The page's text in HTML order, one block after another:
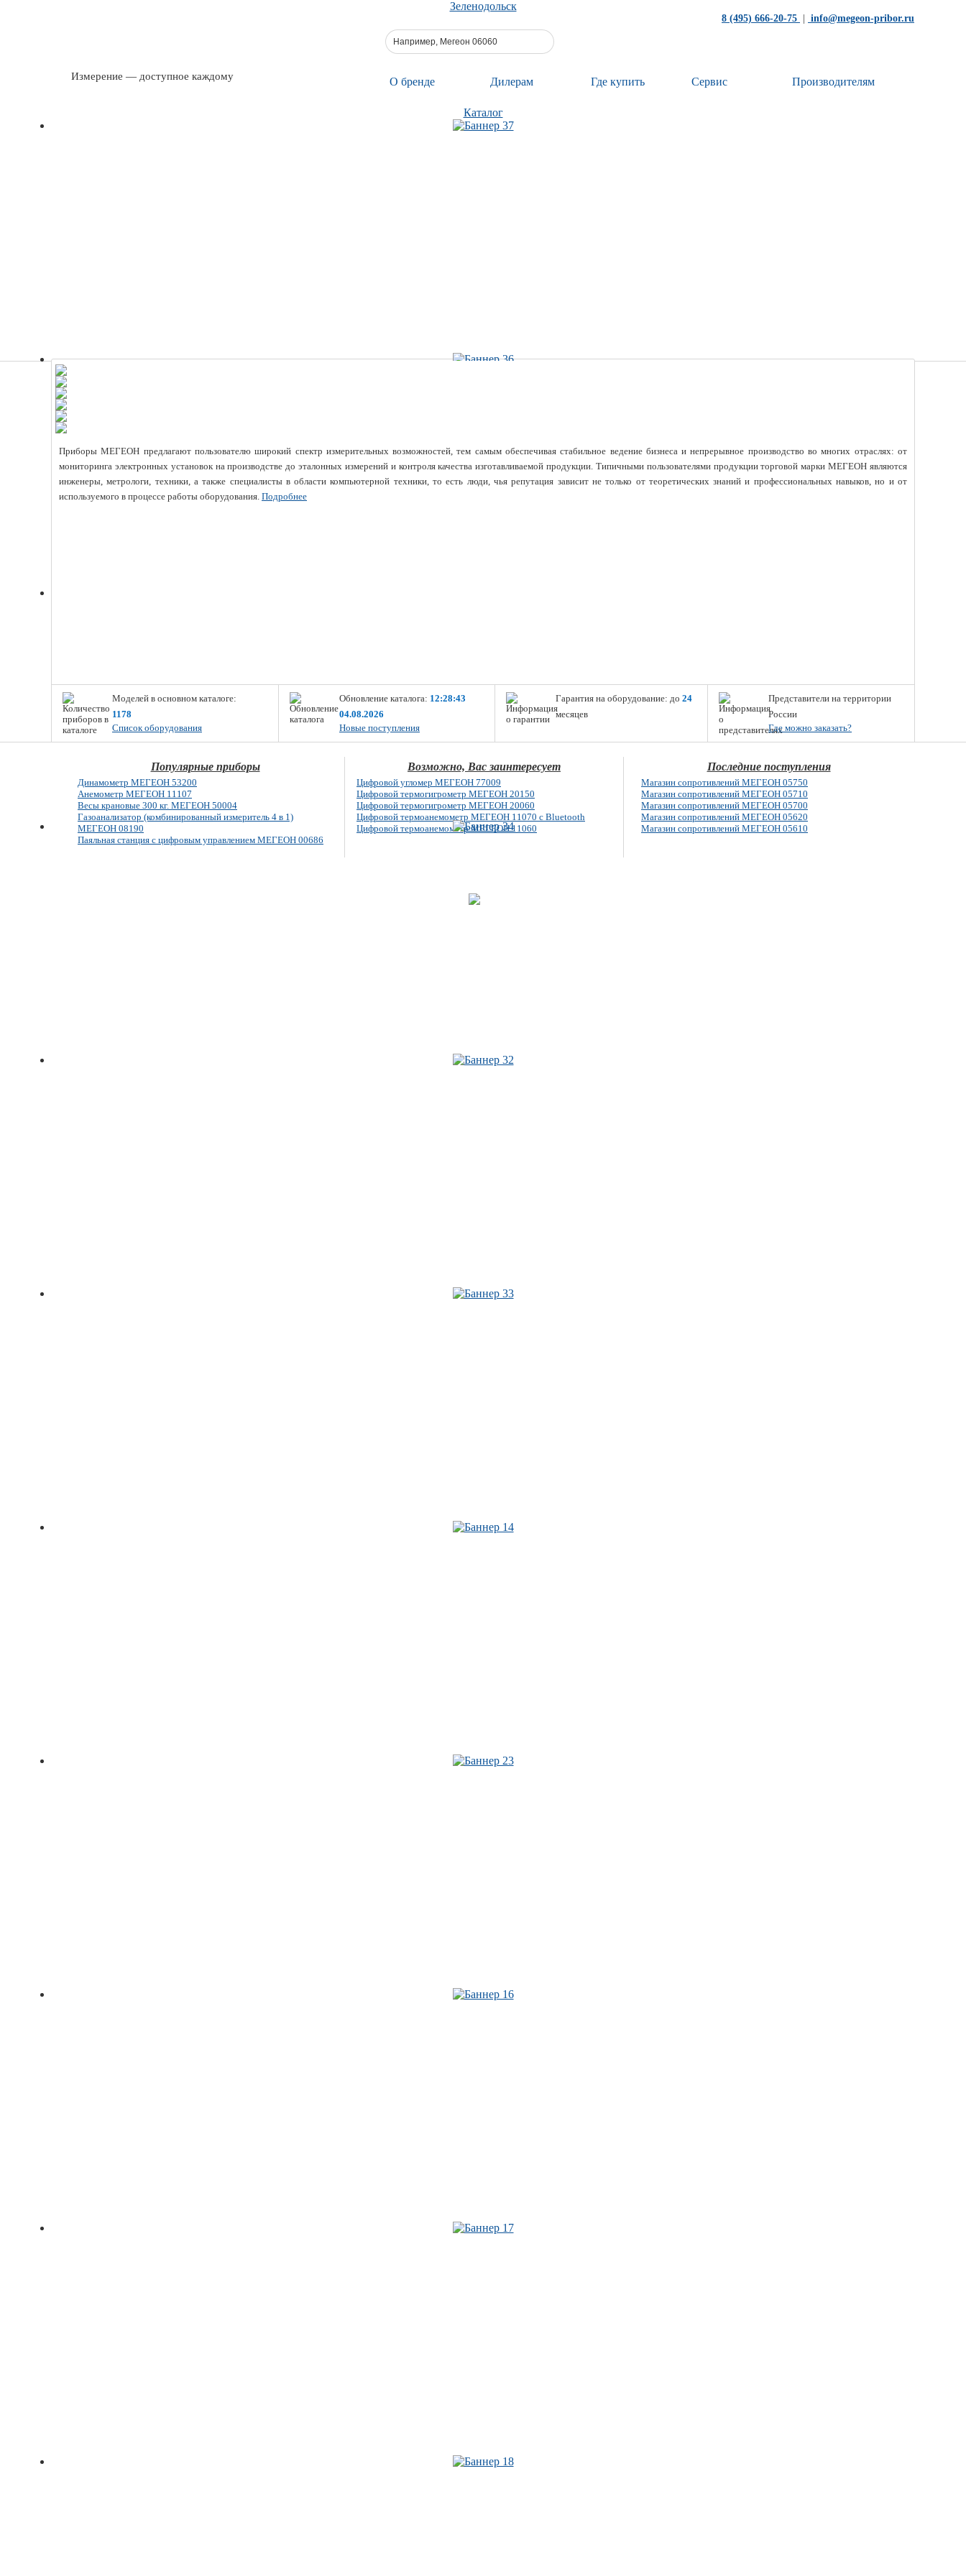
Зеленодольск
Измерение — доступное каждому О бренде Дилерам Где купить Сервис Производителям
8 (495) 666-20-75 info@megeon-pribor.ru
Каталог
Приборы МЕГЕОН предлагают пользователю широкий спектр измерительных возможностей, тем самым обеспечивая стабильное ведение бизнеса и непрерывное производство во многих отраслях: от
мониторинга электронных установок на производстве до эталонных измерений и контроля качества изготавливаемой продукции. Типичными пользователями продукции торговой марки МЕГЕОН являются
инженеры, метрологи, техники, а также специалисты в области компьютерной техники, то есть люди, чья репутация зависит не только от теоретических знаний и профессиональных навыков, но и от
используемого в процессе работы оборудования. Подробнее
Моделей в основном каталоге:
1178
Список оборудования
Обновление каталога: 12:28:43
04.08.2026
Новые поступления
Гарантия на оборудование: до 24
месяцев
Представители на территории
России
Где можно заказать?
Популярные приборы
Динамометр МЕГЕОН 53200
Анемометр МЕГЕОН 11107
Весы крановые 300 кг. МЕГЕОН 50004
Газоанализатор (комбинированный измеритель 4 в 1)
МЕГЕОН 08190
Паяльная станция с цифровым управлением МЕГЕОН 00686
Возможно, Вас заинтересует
Цифровой угломер МЕГЕОН 77009
Цифровой термогигрометр МЕГЕОН 20150
Цифровой термогигрометр МЕГЕОН 20060
Цифровой термоанемометр МЕГЕОН 11070 с Bluetooth
Цифровой термоанемометр МЕГЕОН 11060
Последние поступления
Магазин сопротивлений МЕГЕОН 05750
Магазин сопротивлений МЕГЕОН 05710
Магазин сопротивлений МЕГЕОН 05700
Магазин сопротивлений МЕГЕОН 05620
Магазин сопротивлений МЕГЕОН 05610